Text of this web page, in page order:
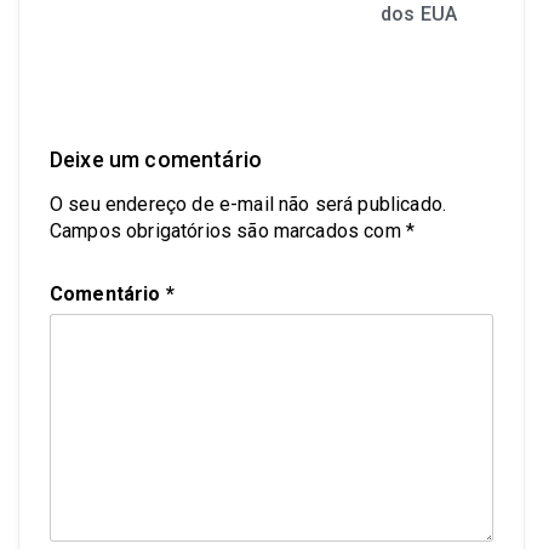
dos EUA
Deixe um comentário
O seu endereço de e-mail não será publicado.
Campos obrigatórios são marcados com *
Comentário *